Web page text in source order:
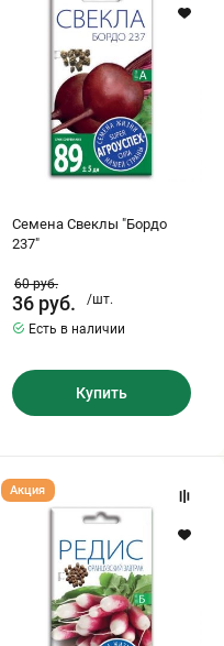
Семена Свеклы "Бордо
237"
60руб.
36 руб.
/шт.
Есть в наличии
Купить
Семена
Редиса
"Французский
Акция